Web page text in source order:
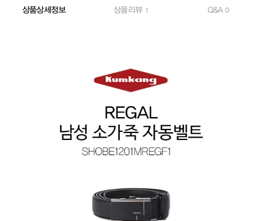
상품상세정보 상품리뷰 1 Q&A0